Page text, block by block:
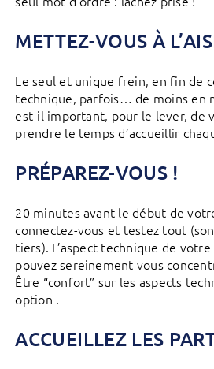
METTEZ-VOUS À
Le seul et unique frein, en fin de
technique, parfois… de moins en
est-il important, pour le lever, de
prendre le temps d’accueillir
PRÉPAREZ-VOUS !
20 minutes avant le début de
connectez-vous et testez tout
tiers). L’aspect technique de
pouvez sereinement vous
Être “confort” sur les aspects
option .
ACCUEILLEZ LES